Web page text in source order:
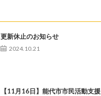
更新休止のお知らせ
2024.10.21
【11月16日】能代市市民活動支援